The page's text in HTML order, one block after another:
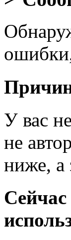
У вас
не
ниже, а